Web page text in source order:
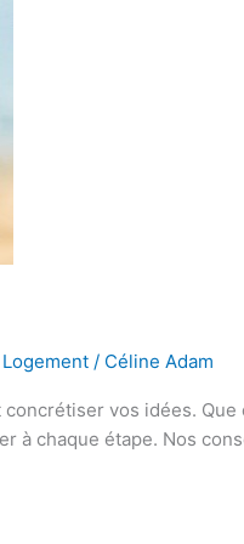
Logement / Céline Adam
vos idées.
à chaque étape. Nos